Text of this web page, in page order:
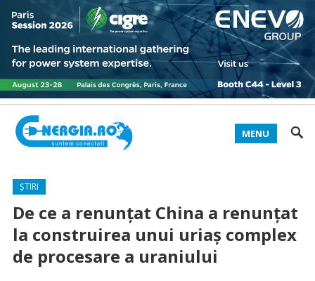
MENU
ȘTIRI
De ce a renunțat China a renunţat
la construirea unui uriaș complex
de procesare a uraniului